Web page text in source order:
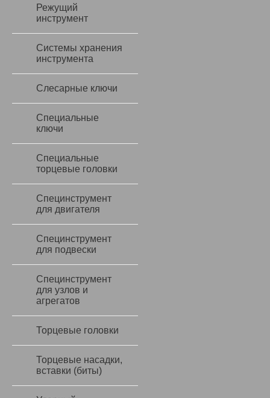
Режущий
инструмент
Системы хранения
инструмента
Слесарные ключи
Специальные
ключи
Специальные
торцевые головки
Специнструмент
для двигателя
Специнструмент
для подвески
Специнструмент
для узлов и
агрегатов
Торцевые головки
Торцевые насадки,
вставки (биты)